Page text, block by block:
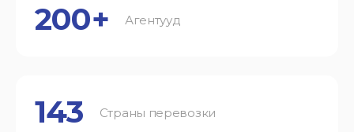
200+ Агентууд
143 Страны перевозки